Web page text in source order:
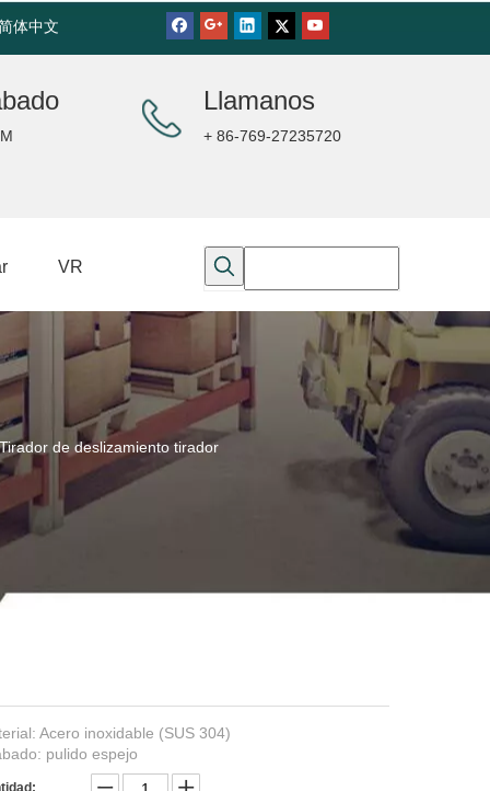
体中文
Llamanos
+ 86-769-27235720
VR
de deslizamiento tirador
Acero inoxidable (SUS 304)
pulido espejo